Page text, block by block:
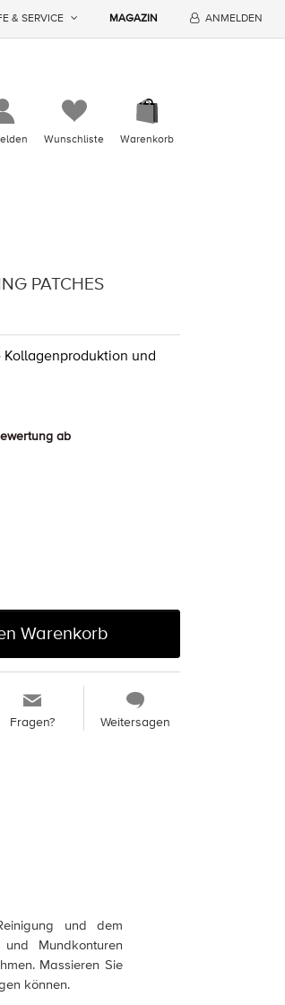
& SERVICE MAGAZIN ANMELDEN
Wunschliste Warenkorb
PATCHES
und
ab
Warenkorb
Fragen? Weitersagen
und dem
Mundkonturen
Massieren Sie
können.